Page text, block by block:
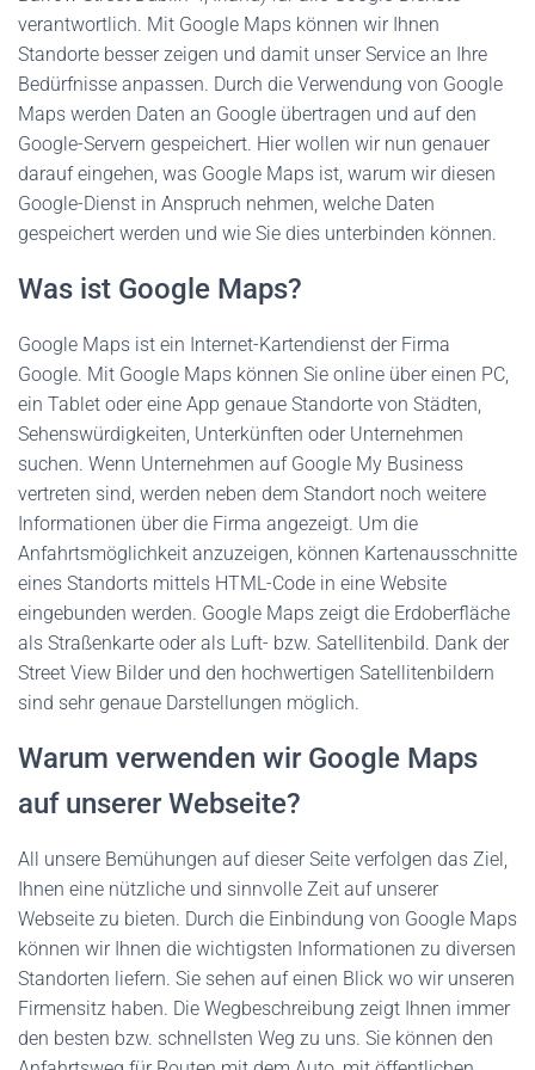
verantwortlich. Mit Google Maps können wir Ihnen
Standorte besser zeigen und damit unser Service an Ihre
Bedürfnisse anpassen. Durch die Verwendung von Google
Maps werden Daten an Google übertragen und auf den
Google-Servern gespeichert. Hier wollen wir nun genauer
darauf eingehen, was Google Maps ist, warum wir diesen
Google-Dienst in Anspruch nehmen, welche Daten
gespeichert werden und wie Sie dies unterbinden können.
Was ist Google Maps?
Google Maps ist ein Internet-Kartendienst der Firma
Google. Mit Google Maps können Sie online über einen PC,
ein Tablet oder eine App genaue Standorte von Städten,
Sehenswürdigkeiten, Unterkünften oder Unternehmen
suchen. Wenn Unternehmen auf Google My Business
vertreten sind, werden neben dem Standort noch weitere
Informationen über die Firma angezeigt. Um die
Anfahrtsmöglichkeit anzuzeigen, können Kartenausschnitte
eines Standorts mittels HTML-Code in eine Website
eingebunden werden. Google Maps zeigt die Erdoberfläche
als Straßenkarte oder als Luft- bzw. Satellitenbild. Dank der
Street View Bilder und den hochwertigen Satellitenbildern
sind sehr genaue Darstellungen möglich.
Warum verwenden wir Google Maps
auf unserer Webseite?
All unsere Bemühungen auf dieser Seite verfolgen das Ziel,
Ihnen eine nützliche und sinnvolle Zeit auf unserer
Webseite zu bieten. Durch die Einbindung von Google Maps
können wir Ihnen die wichtigsten Informationen zu diversen
Standorten liefern. Sie sehen auf einen Blick wo wir unseren
Firmensitz haben. Die Wegbeschreibung zeigt Ihnen immer
den besten bzw. schnellsten Weg zu uns. Sie können den